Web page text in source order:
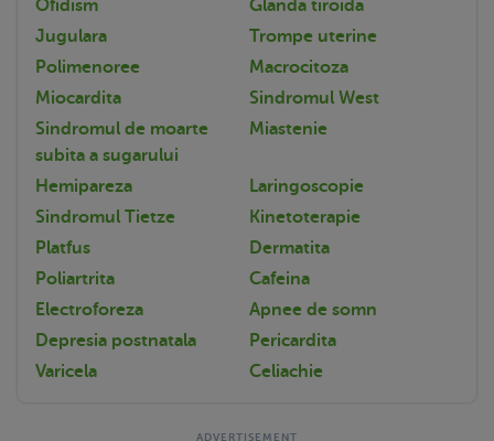
Ofidism
Glanda tiroida
Jugulara
Trompe uterine
Polimenoree
Macrocitoza
Miocardita
Sindromul West
Sindromul de moarte
subita a sugarului
Miastenie
Hemipareza
Laringoscopie
Sindromul Tietze
Kinetoterapie
Platfus
Dermatita
Poliartrita
Cafeina
Electroforeza
Apnee de somn
Depresia postnatala
Pericardita
Varicela
Celiachie